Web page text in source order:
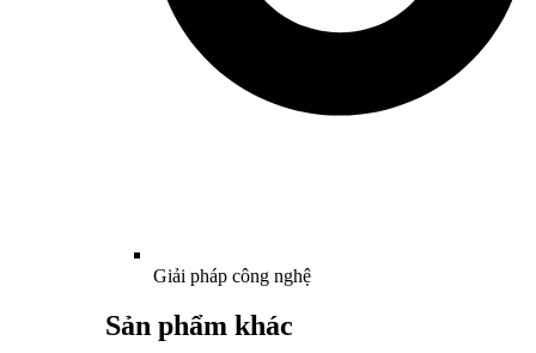
Giải pháp công nghệ
Sản phẩm khác